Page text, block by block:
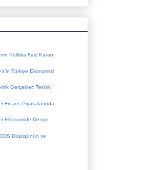
Politika Faiz Kararı
Türkiye Ekonomisi
Gerçekler: Teknik
Finans Piyasalarında
Ekonomide Denge
Düşüşünün ve